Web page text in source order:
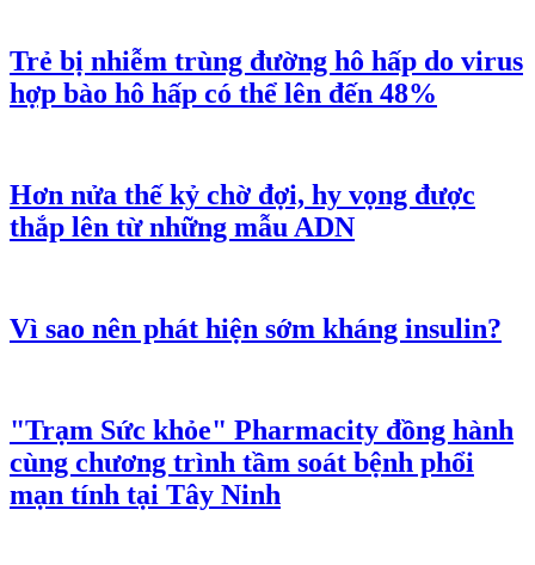
Trẻ bị nhiễm trùng đường hô hấp do virus
hợp bào hô hấp có thể lên đến 48%
Hơn nửa thế kỷ chờ đợi, hy vọng được
thắp lên từ những mẫu ADN
Vì sao nên phát hiện sớm kháng insulin?
"Trạm Sức khỏe" Pharmacity đồng hành
cùng chương trình tầm soát bệnh phổi
mạn tính tại Tây Ninh